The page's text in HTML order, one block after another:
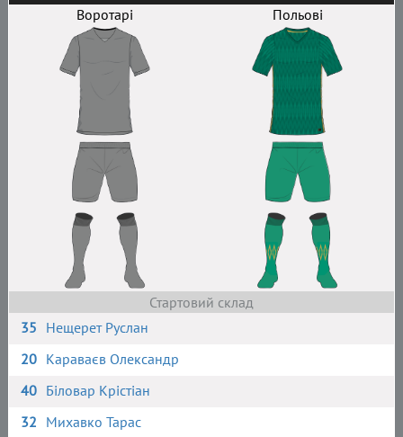
Воротарі
Польові
Стартовий склад
35 Нещерет Руслан
20 Караваєв Олександр
40 Біловар Крістіан
32 Михавко Тарас